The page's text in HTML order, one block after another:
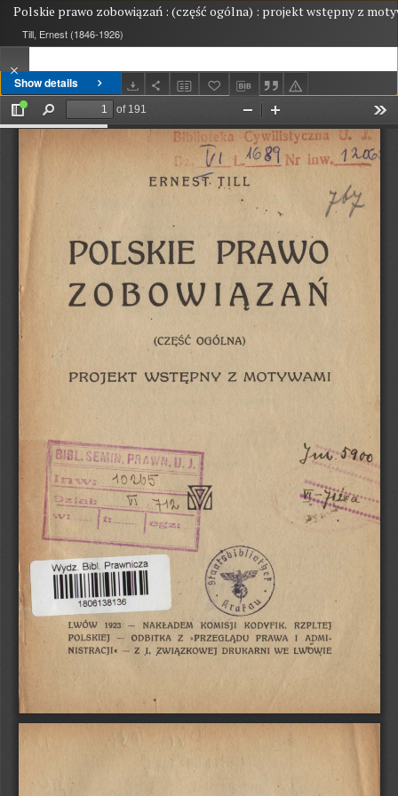
Show details
Polskie prawo zobowiązań : (część ogólna) : projekt wstępny z
Till, Ernest (1846-1926)